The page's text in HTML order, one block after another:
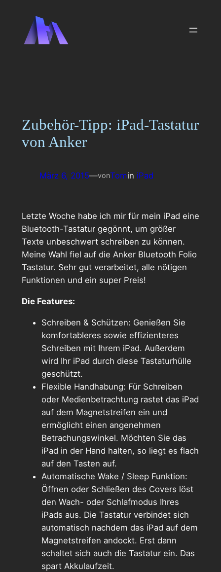
springen
Zubehör-Tipp: iPad-Tastatur
von Anker
März 6, 2015—vonTomin iPad
Letzte Woche habe ich mir für mein iPad eine
Bluetooth-Tastatur gegönnt, um größer
Texte unbeschwert schreiben zu können.
Meine Wahl fiel auf die Anker Bluetooth Folio
Tastatur. Sehr gut verarbeitet, alle nötigen
Funktionen und ein super Preis!
Die Features:
Schreiben & Schützen: Genießen Sie
komfortableres sowie effizienteres
Schreiben mit Ihrem iPad. Außerdem
wird Ihr iPad durch diese Tastaturhülle
geschützt.
Flexible Handhabung: Für Schreiben
oder Medienbetrachtung rastet das iPad
auf dem Magnetstreifen ein und
ermöglicht einen angenehmen
Betrachungswinkel. Möchten Sie das
iPad in der Hand halten, so liegt es flach
auf den Tasten auf.
Automatische Wake / Sleep Funktion:
Öffnen oder Schließen des Covers löst
den Wach- oder Schlafmodus Ihres
iPads aus. Die Tastatur verbindet sich
automatisch nachdem das iPad auf dem
Magnetstreifen andockt. Erst dann
schaltet sich auch die Tastatur ein. Das
spart Akkulaufzeit.